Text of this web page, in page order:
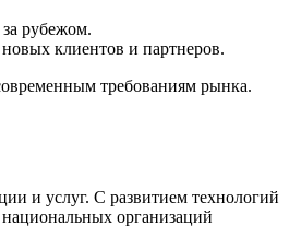
рубежом.
клиентов и партнеров.
требованиям рынка.
и услуг. С развитием технологий
организаций